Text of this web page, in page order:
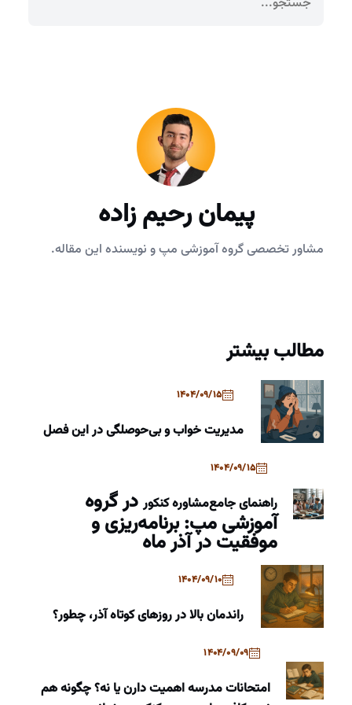
پیمان رحیم زاده
مشاور تخصصی گروه آموزشی مپ و نویسنده این مقاله.
مطالب بیشتر
1404/09/15
مدیریت خواب و بی‌حوصلگی در این فصل
1404/09/15
راهنمای جامعمشاوره کنکوردر گروه
آموزشی مپ: برنامه‌ریزی و
موفقیت در آذر ماه
1404/09/10
راندمان بالا در روزهای کوتاه آذر، چطور؟
1404/09/09
امتحانات مدرسه اهمیت دارن یا نه؟ چگونه هم